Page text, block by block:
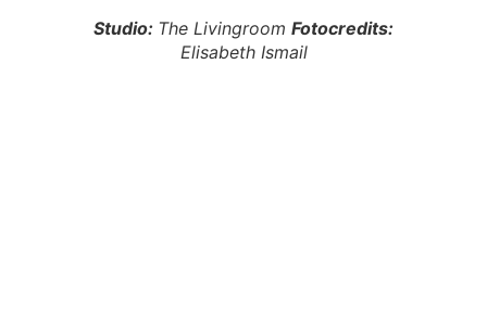
Studio: The Livingroom Fotocredits:
Elisabeth Ismail